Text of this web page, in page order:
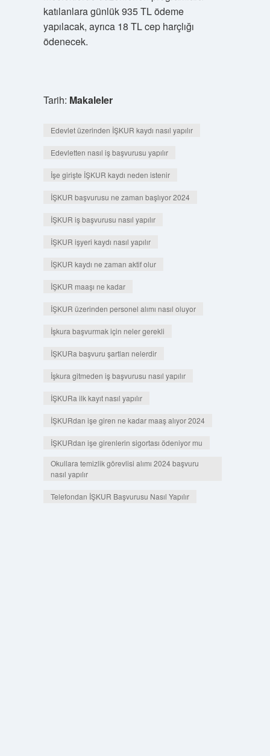
katılanlara günlük 935 TL ödeme
yapılacak, ayrıca 18 TL cep harçlığı
ödenecek.
Tarih: Makaleler
Edevlet üzerinden İŞKUR kaydı nasıl yapılır
Edevletten nasıl iş başvurusu yapılır
İşe girişte İŞKUR kaydı neden istenir
İŞKUR başvurusu ne zaman başlıyor 2024
İŞKUR iş başvurusu nasıl yapılır
İŞKUR işyeri kaydı nasıl yapılır
İŞKUR kaydı ne zaman aktif olur
İŞKUR maaşı ne kadar
İŞKUR üzerinden personel alımı nasıl oluyor
İşkura başvurmak için neler gerekli
İŞKURa başvuru şartları nelerdir
İşkura gitmeden iş başvurusu nasıl yapılır
İŞKURa ilk kayıt nasıl yapılır
İŞKURdan işe giren ne kadar maaş alıyor 2024
İŞKURdan işe girenlerin sigortası ödeniyor mu
Okullara temizlik görevlisi alımı 2024 başvuru
nasıl yapılır
Telefondan İŞKUR Başvurusu Nasıl Yapılır